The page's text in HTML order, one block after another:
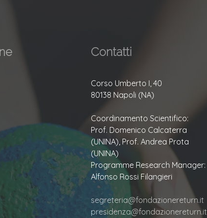
Contatti
Corso Umberto I, 40
80138 Napoli (NA)
Coordinamento Scientifico:
Prof. Domenico Calcaterra
(UNINA), Prof. Andrea Prota
(UNINA)
Programme Research Manager:
Alfonso Rossi Filangieri
segreteria@fondazionereturn.it
presidenza@fondazionereturn.it